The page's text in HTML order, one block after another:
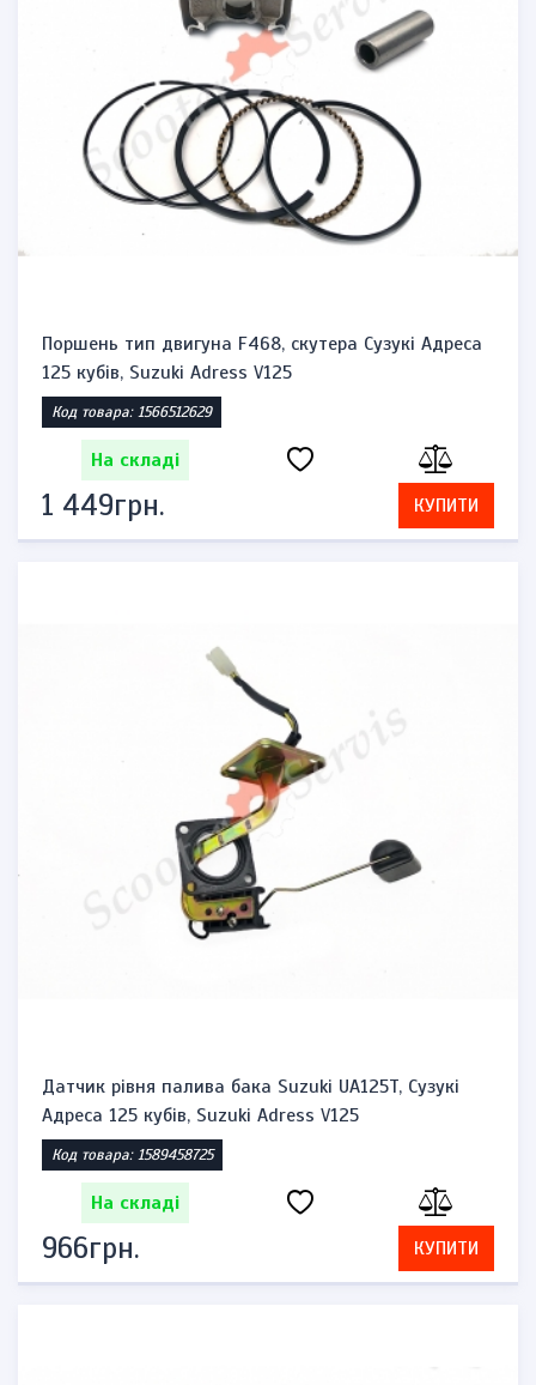
Поршень тип двигуна F468, скутера Сузукі Адреса
125 кубів, Suzuki Adress V125
Код товара: 1566512629
На складі
1 449грн. КУПИТИ
Датчик рівня палива бака Suzuki UA125T, Сузукі
Адреса 125 кубів, Suzuki Adress V125
Код товара: 1589458725
На складі
966грн. КУПИТИ